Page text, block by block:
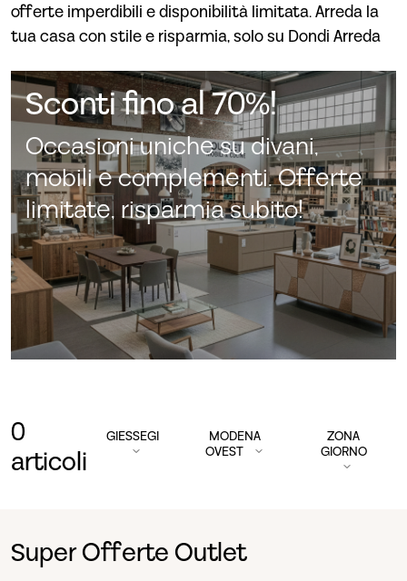
offerte imperdibili e disponibilità limitata. Arreda la
tua casa con stile e risparmia, solo su Dondi Arreda
Sconti fino al 70%!
Occasioni uniche su divani,
mobili e complementi. Offerte
limitate, risparmia subito!
0
articoli
GIESSEGI
MODENA
OVEST
ZONA
GIORNO
Super Offerte Outlet